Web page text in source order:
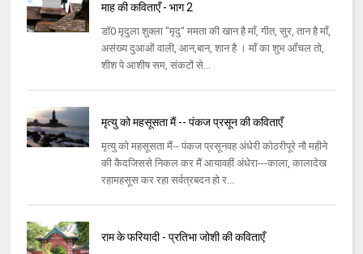
माह की कविताएँ - भाग 2
डॉ0 मृदुला शुक्ला "मृदु" ममता की खान है माँ, गीत, सुर, तान है माँ,
असंख्य दुआओं वाली, आन,बान, शान है । माँ का शुभ आँचल तो,
शीश पे आशीष सम, संकटों से...
मृत्यु को महसूसता मैं -- पंकज प्रसून की कविताएँ
मृत्यु को महसूसता मैं-- पंकज प्रसूनवह अंधेरी कोठरीपूरे नौ महीने
की कैदजिससे निकल कर मैं आयावहीं अंधेरा---काला, कालादेख
रहामहसूस कर रहा सर्वत्रबदन हो र...
राम के फरियादी - प्रतिभा जोशी की कविताएँ